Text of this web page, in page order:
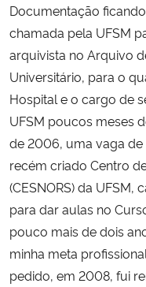
Documentação
chamada pela UFSM
arquivista no Arquivo
Universitário, para o
Hospital e o cargo de
UFSM poucos meses
de 2006, uma vaga
recém criado Centro
(CESNORS) da
para dar aulas no
pouco mais de dois
minha meta
pedido, em 2008, fui